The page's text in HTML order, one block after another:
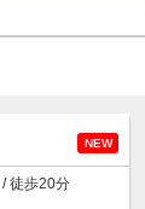
NEW
/ 徒歩20分